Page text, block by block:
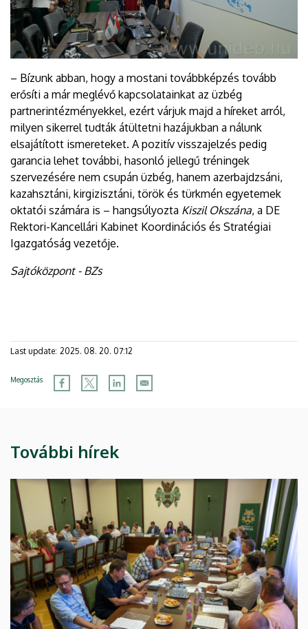
– Bízunk abban, hogy a mostani továbbképzés tovább
erősíti a már meglévő kapcsolatainkat az üzbég
partnerintézményekkel, ezért várjuk majd a híreket arról,
milyen sikerrel tudták átültetni hazájukban a nálunk
elsajátított ismereteket. A pozitív visszajelzés pedig
garancia lehet további, hasonló jellegű tréningek
szervezésére nem csupán üzbég, hanem azerbajdzsáni,
kazahsztáni, kirgizisztáni, török és türkmén egyetemek
oktatói számára is – hangsúlyozta Kiszil Okszána, a DE
Rektori-Kancellári Kabinet Koordinációs és Stratégiai
Igazgatóság vezetője.
Sajtóközpont - BZs
Last update: 2025. 08. 20. 07:12
Megosztás
További hírek